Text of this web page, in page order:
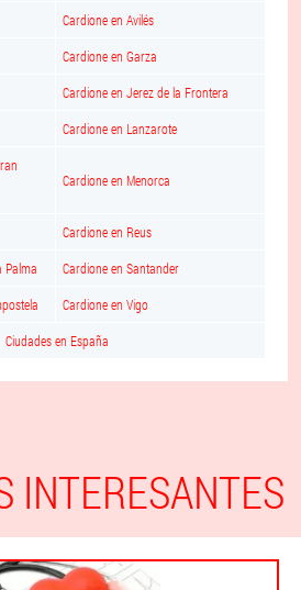
Cardione en Avilés
Cardione en Garza
Cardione en Jerez de la Frontera
Cardione en Lanzarote
Cardione en Menorca
Cardione en Reus
Palma Cardione en Santander
Cardione en Vigo
Ciudades en España
INTERESANTES